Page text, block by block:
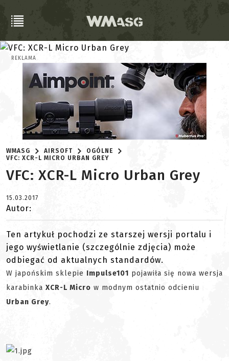
REKLAMA
WMASG AIRSOFT
OGÓLNE
VFC: XCR-L MICRO URBAN GREY
VFC: XCR-L Micro Urban Grey
15.03.2017
Autor:
Ten artykuł pochodzi ze starszej wersji portalu i
jego wyświetlanie (szczególnie zdjęcia) może
odbiegać od aktualnych standardów.
W japońskim sklepie Impulse101 pojawiła się nowa wersja
karabinka XCR-L Micro w modnym ostatnio odcieniu
Urban Grey.